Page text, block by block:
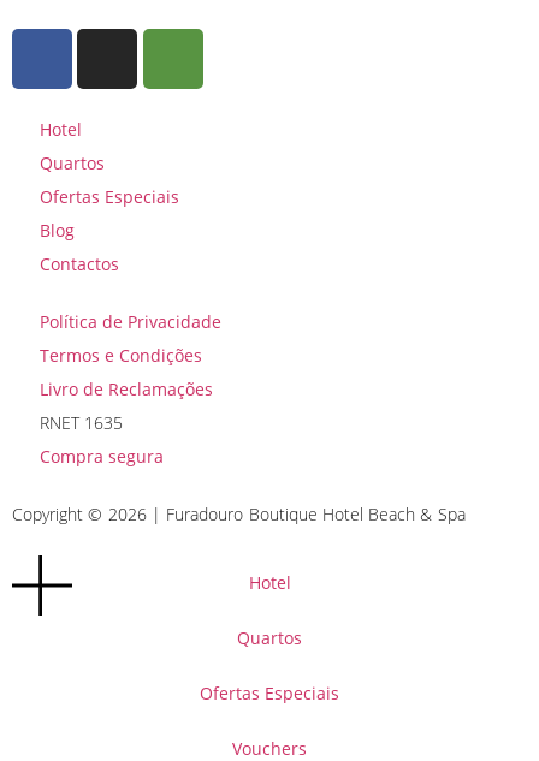
Hotel
Quartos
Ofertas Especiais
Blog
Contactos
Política de Privacidade
Termos e Condições
Livro de Reclamações
RNET 1635
Compra segura
Copyright © 2026 | Furadouro Boutique Hotel Beach & Spa
Hotel
Quartos
Ofertas Especiais
Vouchers